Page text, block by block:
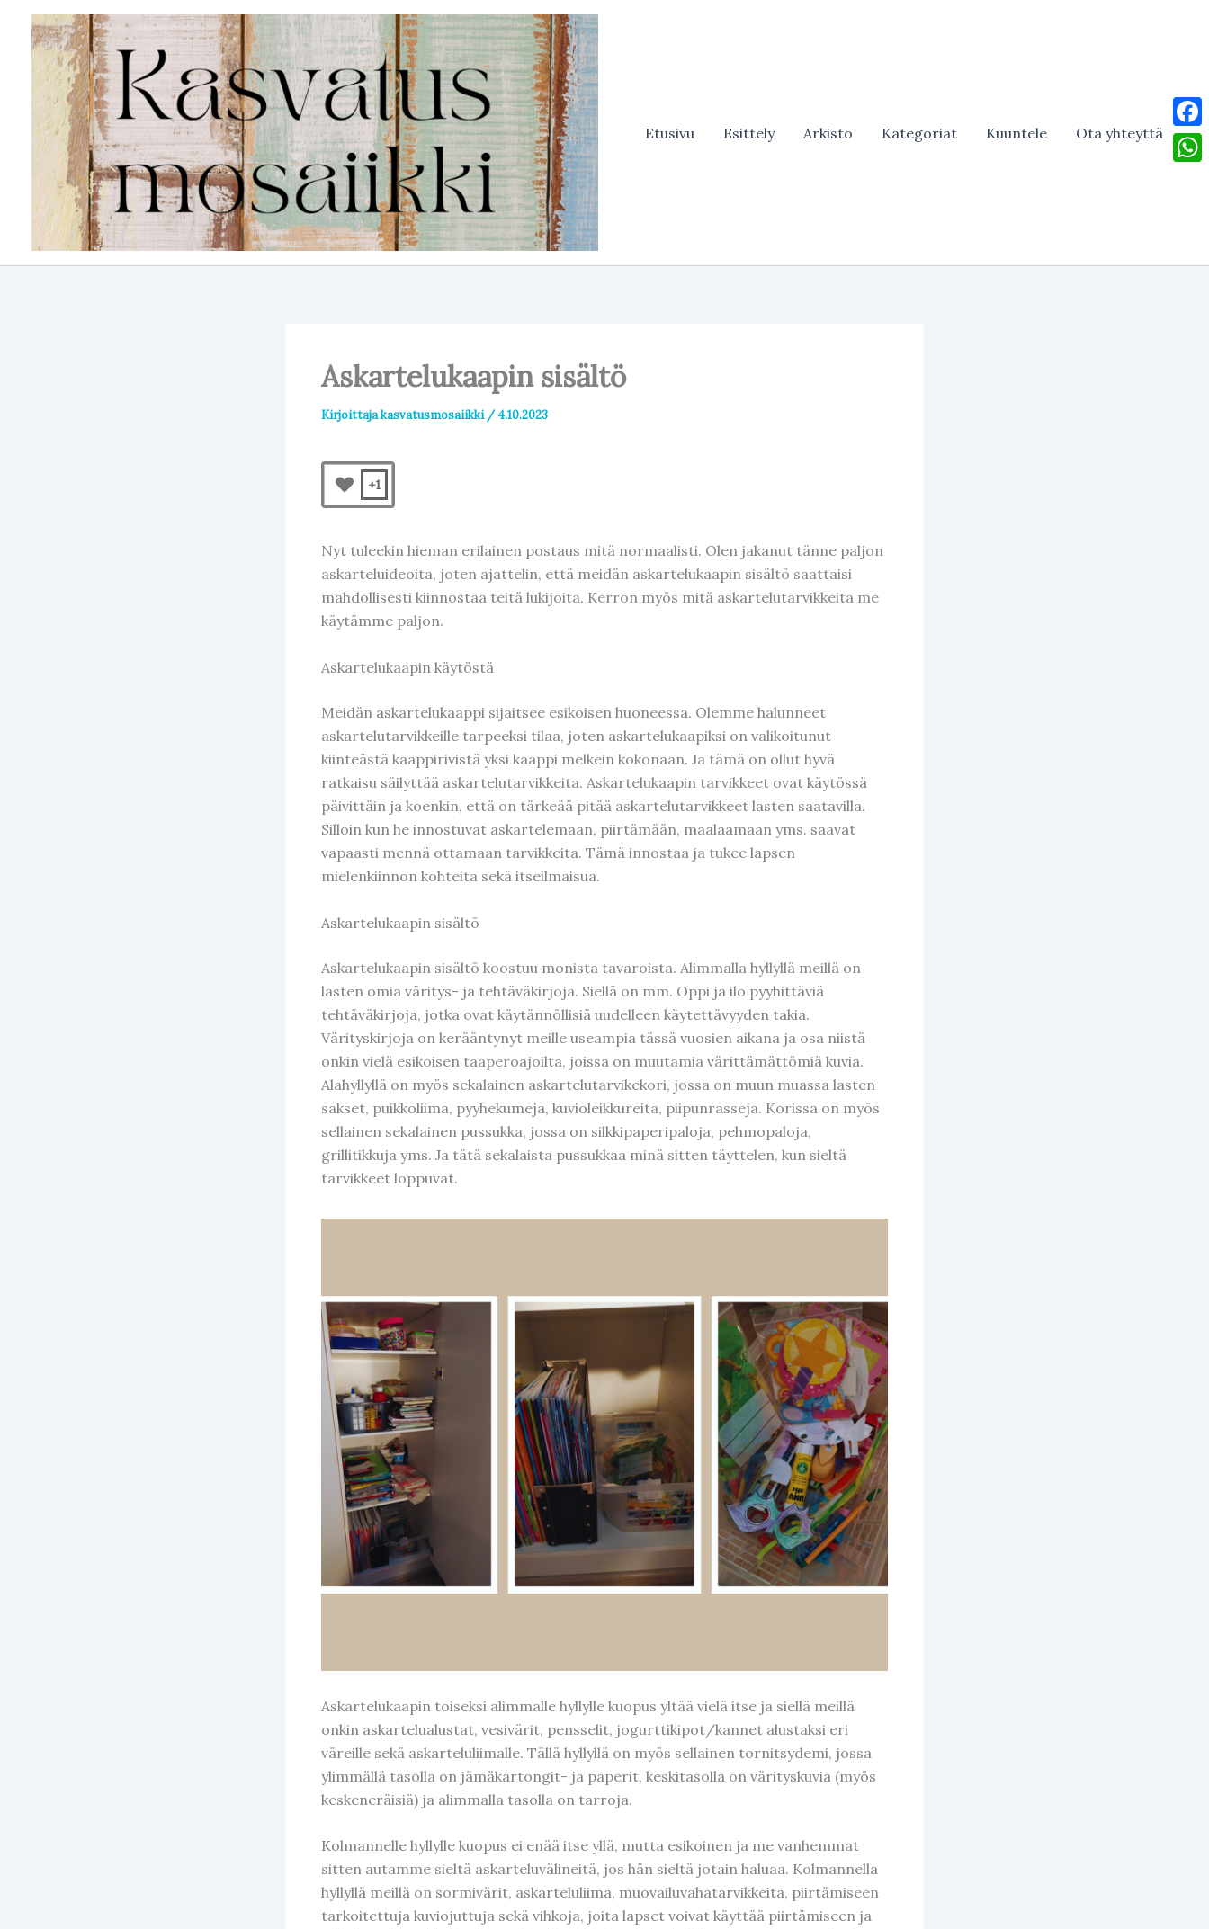
Siirry
sisältöön
Etusivu Esittely Arkisto Kategoriat Kuuntele Ota yhteyttä
Askartelukaapin sisältö
Kirjoittajakasvatusmosaiikki /4.10.2023
+1
Nyt tuleekin hieman erilainen postaus mitä normaalisti. Olen jakanut tänne paljon
askarteluideoita, joten ajattelin, että meidän askartelukaapin sisältö saattaisi
mahdollisesti kiinnostaa teitä lukijoita. Kerron myös mitä askartelutarvikkeita me
käytämme paljon.
Askartelukaapin käytöstä
Meidän askartelukaappi sijaitsee esikoisen huoneessa. Olemme halunneet
askartelutarvikkeille tarpeeksi tilaa, joten askartelukaapiksi on valikoitunut
kiinteästä kaappirivistä yksi kaappi melkein kokonaan. Ja tämä on ollut hyvä
ratkaisu säilyttää askartelutarvikkeita. Askartelukaapin tarvikkeet ovat käytössä
päivittäin ja koenkin, että on tärkeää pitää askartelutarvikkeet lasten saatavilla.
Silloin kun he innostuvat askartelemaan, piirtämään, maalaamaan yms. saavat
vapaasti mennä ottamaan tarvikkeita. Tämä innostaa ja tukee lapsen
mielenkiinnon kohteita sekä itseilmaisua.
Askartelukaapin sisältö
Askartelukaapin sisältö koostuu monista tavaroista. Alimmalla hyllyllä meillä on
lasten omia väritys- ja tehtäväkirjoja. Siellä on mm. Oppi ja ilo pyyhittäviä
tehtäväkirjoja, jotka ovat käytännöllisiä uudelleen käytettävyyden takia.
Värityskirjoja on kerääntynyt meille useampia tässä vuosien aikana ja osa niistä
onkin vielä esikoisen taaperoajoilta, joissa on muutamia värittämättömiä kuvia.
Alahyllyllä on myös sekalainen askartelutarvikekori, jossa on muun muassa lasten
sakset, puikkoliima, pyyhekumeja, kuvioleikkureita, piipunrasseja. Korissa on myös
sellainen sekalainen pussukka, jossa on silkkipaperipaloja, pehmopaloja,
grillitikkuja yms. Ja tätä sekalaista pussukkaa minä sitten täyttelen, kun sieltä
tarvikkeet loppuvat.
Askartelukaapin toiseksi alimmalle hyllylle kuopus yltää vielä itse ja siellä meillä
onkin askartelualustat, vesivärit, pensselit, jogurttikipot/kannet alustaksi eri
väreille sekä askarteluliimalle. Tällä hyllyllä on myös sellainen tornitsydemi, jossa
ylimmällä tasolla on jämäkartongit- ja paperit, keskitasolla on värityskuvia (myös
keskeneräisiä) ja alimmalla tasolla on tarroja.
Kolmannelle hyllylle kuopus ei enää itse yllä, mutta esikoinen ja me vanhemmat
sitten autamme sieltä askarteluvälineitä, jos hän sieltä jotain haluaa. Kolmannella
hyllyllä meillä on sormivärit, askarteluliima, muovailuvahatarvikkeita, piirtämiseen
tarkoitettuja kuviojuttuja sekä vihkoja, joita lapset voivat käyttää piirtämiseen ja